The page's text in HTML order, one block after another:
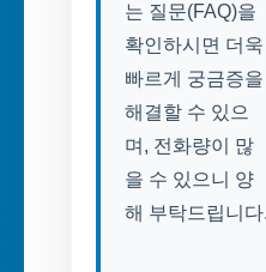
는 질문(FAQ)을
확인하시면 더욱
빠르게 궁금증을
해결할 수 있으
며, 전화량이 많
을 수 있으니 양